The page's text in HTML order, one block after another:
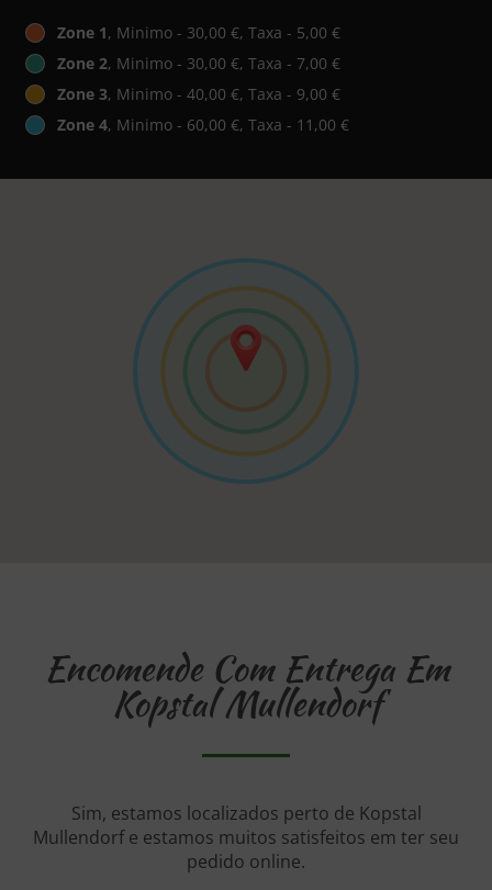
Zone 1, Minimo - 30,00 €, Taxa - 5,00 €
Zone 2, Minimo - 30,00 €, Taxa - 7,00 €
Zone 3, Minimo - 40,00 €, Taxa - 9,00 €
Zone 4, Minimo - 60,00 €, Taxa - 11,00 €
Encomende Com Entrega Em
Kopstal Mullendorf
Sim, estamos localizados perto de Kopstal
Mullendorf e estamos muitos satisfeitos em ter seu
pedido online.